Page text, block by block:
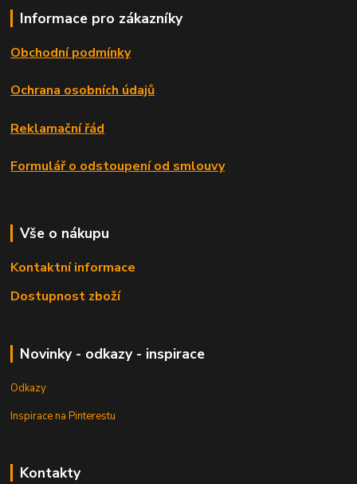
Informace pro zákazníky
Obchodní podmínky
Ochrana osobních údajů
Reklamační řád
Formulář o odstoupení od smlouvy
Vše o nákupu
Kontaktní informace
Dostupnost zboží
Novinky - odkazy - inspirace
Odkazy
Inspirace na Pinterestu
Kontakty